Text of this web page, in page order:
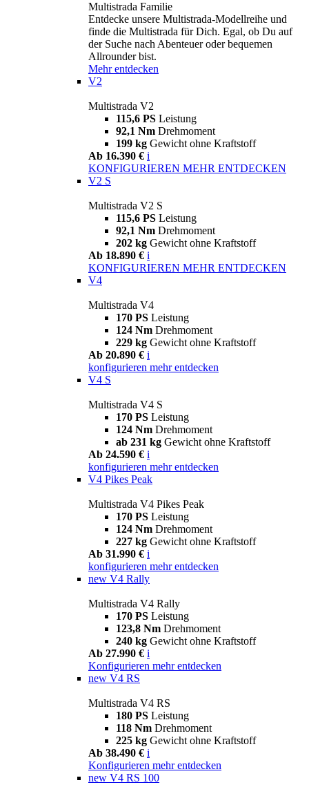
Multistrada Familie
Entdecke unsere Multistrada-Modellreihe und
finde die Multistrada für Dich. Egal, ob Du auf
der Suche nach Abenteuer oder bequemen
Allrounder bist.
Mehr entdecken
V2
Multistrada V2
115,6 PS Leistung
92,1 Nm Drehmoment
199 kg Gewicht ohne Kraftstoff
Ab 16.390 € i
KONFIGURIEREN MEHR ENTDECKEN
V2 S
Multistrada V2 S
115,6 PS Leistung
92,1 Nm Drehmoment
202 kg Gewicht ohne Kraftstoff
Ab 18.890 € i
KONFIGURIEREN MEHR ENTDECKEN
V4
Multistrada V4
170 PS Leistung
124 Nm Drehmoment
229 kg Gewicht ohne Kraftstoff
Ab 20.890 € i
konfigurieren mehr entdecken
V4 S
Multistrada V4 S
170 PS Leistung
124 Nm Drehmoment
ab 231 kg Gewicht ohne Kraftstoff
Ab 24.590 € i
konfigurieren mehr entdecken
V4 Pikes Peak
Multistrada V4 Pikes Peak
170 PS Leistung
124 Nm Drehmoment
227 kg Gewicht ohne Kraftstoff
Ab 31.990 € i
konfigurieren mehr entdecken
new V4 Rally
Multistrada V4 Rally
170 PS Leistung
123,8 Nm Drehmoment
240 kg Gewicht ohne Kraftstoff
Ab 27.990 € i
Konfigurieren mehr entdecken
new V4 RS
Multistrada V4 RS
180 PS Leistung
118 Nm Drehmoment
225 kg Gewicht ohne Kraftstoff
Ab 38.490 € i
Konfigurieren mehr entdecken
new V4 RS 100